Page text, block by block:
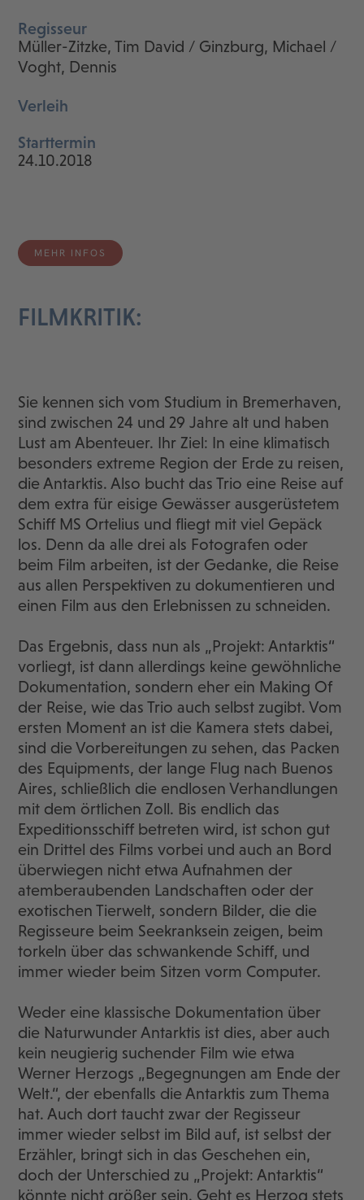
Regisseur
Müller-Zitzke, Tim David / Ginzburg, Michael /
Voght, Dennis
Verleih
Starttermin
24.10.2018
MEHR INFOS
FILMKRITIK:
Sie kennen sich vom Studium in Bremerhaven,
sind zwischen 24 und 29 Jahre alt und haben
Lust am Abenteuer. Ihr Ziel: In eine klimatisch
besonders extreme Region der Erde zu reisen,
die Antarktis. Also bucht das Trio eine Reise auf
dem extra für eisige Gewässer ausgerüstetem
Schiff MS Ortelius und fliegt mit viel Gepäck
los. Denn da alle drei als Fotografen oder
beim Film arbeiten, ist der Gedanke, die Reise
aus allen Perspektiven zu dokumentieren und
einen Film aus den Erlebnissen zu schneiden.
Das Ergebnis, dass nun als „Projekt: Antarktis“
vorliegt, ist dann allerdings keine gewöhnliche
Dokumentation, sondern eher ein Making Of
der Reise, wie das Trio auch selbst zugibt. Vom
ersten Moment an ist die Kamera stets dabei,
sind die Vorbereitungen zu sehen, das Packen
des Equipments, der lange Flug nach Buenos
Aires, schließlich die endlosen Verhandlungen
mit dem örtlichen Zoll. Bis endlich das
Expeditionsschiff betreten wird, ist schon gut
ein Drittel des Films vorbei und auch an Bord
überwiegen nicht etwa Aufnahmen der
atemberaubenden Landschaften oder der
exotischen Tierwelt, sondern Bilder, die die
Regisseure beim Seekranksein zeigen, beim
torkeln über das schwankende Schiff, und
immer wieder beim Sitzen vorm Computer.
Weder eine klassische Dokumentation über
die Naturwunder Antarktis ist dies, aber auch
kein neugierig suchender Film wie etwa
Werner Herzogs „Begegnungen am Ende der
Welt.“, der ebenfalls die Antarktis zum Thema
hat. Auch dort taucht zwar der Regisseur
immer wieder selbst im Bild auf, ist selbst der
Erzähler, bringt sich in das Geschehen ein,
doch der Unterschied zu „Projekt: Antarktis“
könnte nicht größer sein. Geht es Herzog stets